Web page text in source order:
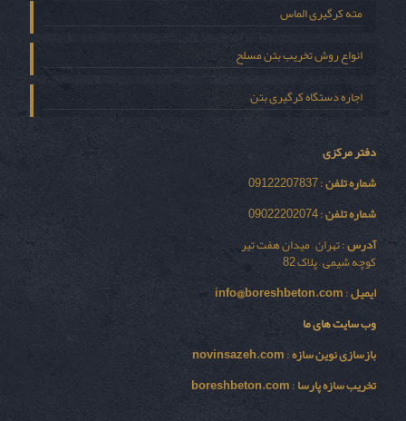
مته کرگیری الماس
انواع روش تخریب بتن مسلح
اجاره دستگاه کرگیری بتن
دفتر مرکزی
شماره تلفن: 09122207837
شماره تلفن: 09022202074
آدرس: تهران – میدان هفت تیر
کوچه شیمی – پلاک 82
ایمیل:
info@boreshbeton.com
وب سایت های ما
بازسازی نوين سازه:
novinsazeh.com
تخریب سازه پارسا:
boreshbeton.com